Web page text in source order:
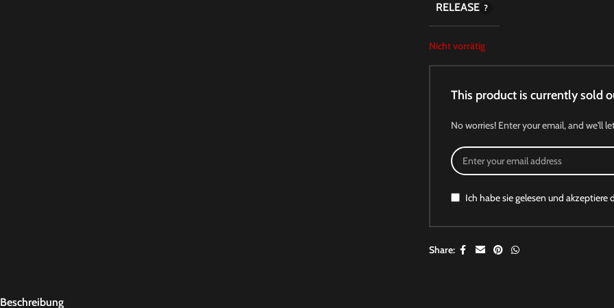
RELEASE
Nicht vorrätig
This product is currently sold
No worries! Enter your email, and we'll
Ich habe sie gelesen und akzeptiere
Share:
Beschreibung